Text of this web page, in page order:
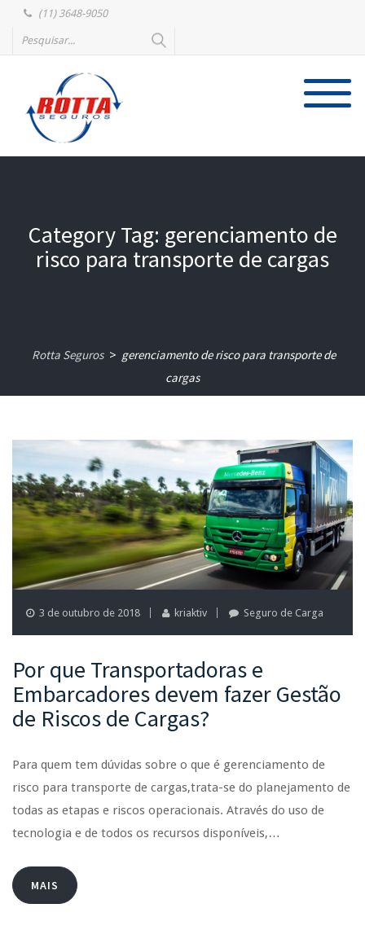
(11) 3648-9050
Category Tag: gerenciamento de
risco para transporte de cargas
Rotta Seguros > gerenciamento de risco para transporte de
cargas
3 de outubro de 2018 kriaktiv Seguro de Carga
Por que Transportadoras e
Embarcadores devem fazer Gestão
de Riscos de Cargas?
Para quem tem dúvidas sobre o que é gerenciamento de
risco para transporte de cargas,trata-se do planejamento de
todas as etapas e riscos operacionais. Através do uso de
tecnologia e de todos os recursos disponíveis,…
MAIS